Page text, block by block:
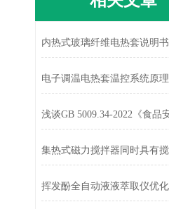
内热式玻璃纤维电热套说明书